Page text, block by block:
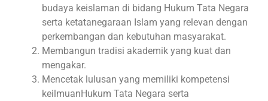
budaya keislaman di bidang Hukum Tata Negara
serta ketatanegaraan Islam yang relevan dengan
perkembangan dan kebutuhan masyarakat.
Membangun tradisi akademik yang kuat dan
mengakar.
Mencetak lulusan yang memiliki kompetensi
keilmuanHukum Tata Negara serta